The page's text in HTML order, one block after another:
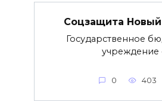
Соцзащита
Государственное
учреждение
0 403